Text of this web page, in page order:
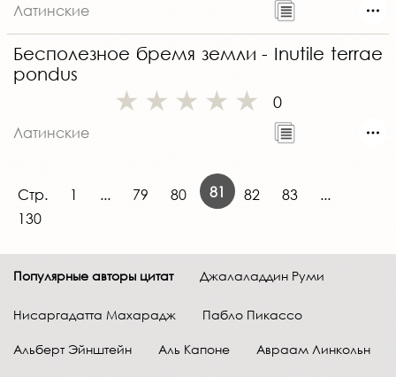
Латинские
Бесполезное бремя земли - Inutile terrae
pondus
0
Латинские
Стр. 1 ... 79 80 81 82 83
...
130
Популярные авторы цитат Джалаладдин Руми
Нисаргадатта Махарадж Пабло Пикассо
Альберт Эйнштейн Аль Капоне Авраам Линкольн